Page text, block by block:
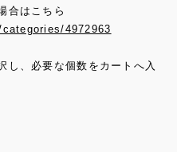
合はこちら
4972963
し、必要な個数をカートへ入